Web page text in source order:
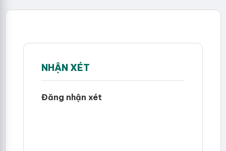
NHẬN XÉT
Đăng nhận xét